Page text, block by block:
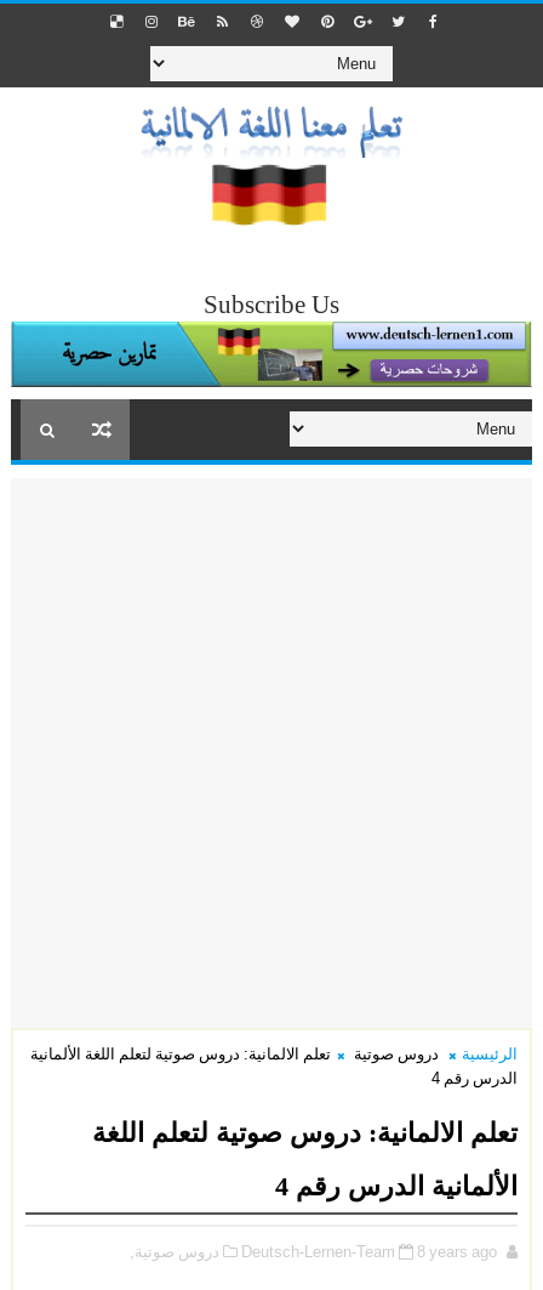
Subscribe Us
الرئيسية دروس صوتية
تعلم الالمانية: دروس صوتية لتعلم اللغة الألمانية
الدرس رقم 4
تعلم الالمانية: دروس صوتية لتعلم اللغة
الألمانية الدرس رقم 4
Deutsch-Lernen-Team 8 years ago دروس صوتية,